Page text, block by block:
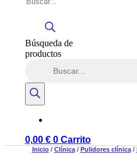
Búsqueda de
productos
0,00 € 0 Carrito
Inicio/ Clínica/ Pulidores clínica/